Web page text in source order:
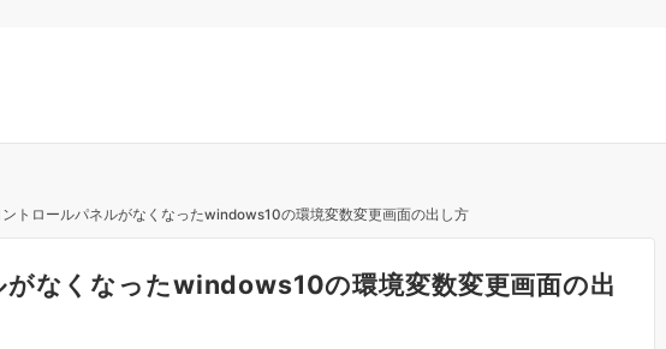
ントロールパネルがなくなったwindows10の環境変数変更画面の出し方
がなくなったwindows10の環境変数変更画面の出